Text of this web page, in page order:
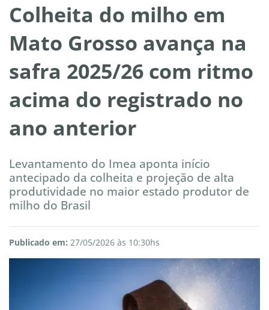
Colheita do milho em
Mato Grosso avança na
safra 2025/26 com ritmo
acima do registrado no
ano anterior
Levantamento do Imea aponta início
antecipado da colheita e projeção de alta
produtividade no maior estado produtor de
milho do Brasil
Publicado em: 27/05/2026 às 10:30hs